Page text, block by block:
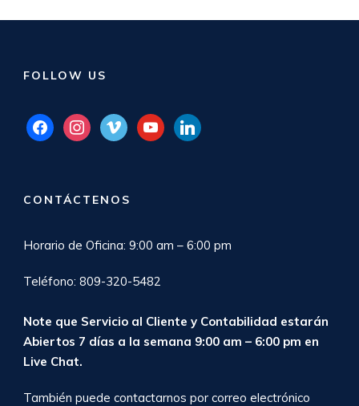
FOLLOW US
facebookinstagram
vimeo youtubelinkedin
CONTÁCTENOS
Horario de Oficina: 9:00 am – 6:00 pm
Teléfono: 809-320-5482
Note que Servicio al Cliente y Contabilidad estarán
Abiertos 7 días a la semana 9:00 am – 6:00 pm en
Live Chat.
También puede contactarnos por correo electrónico